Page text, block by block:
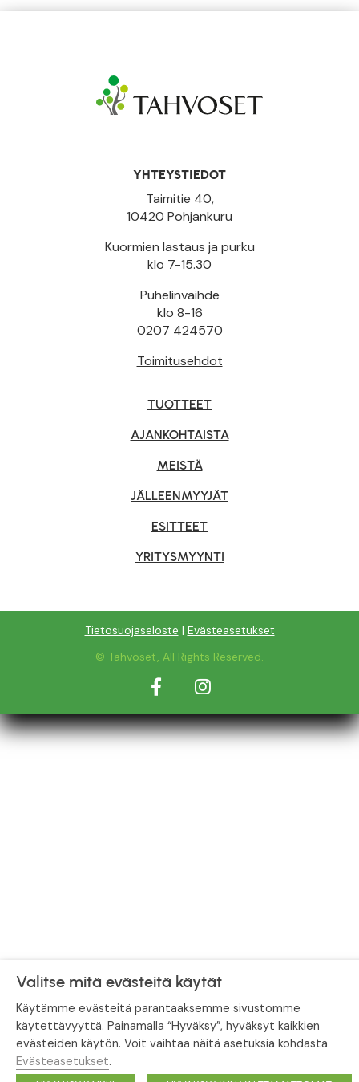
YHTEYSTIEDOT
Taimitie 40,
10420 Pohjankuru
Kuormien lastaus ja purku
klo 7-15.30
Puhelinvaihde
klo 8-16
0207 424570
Toimitusehdot
TUOTTEET
AJANKOHTAISTA
MEISTÄ
JÄLLEENMYYJÄT
ESITTEET
YRITYSMYYNTI
Tietosuojaseloste | Evästeasetukset
© Tahvoset, All Rights Reserved.
Facebook
Valitse mitä evästeitä käytät
Käytämme evästeitä parantaaksemme sivustomme
käytettävyyttä. Painamalla “Hyväksy”, hyväksyt kaikkien
evästeiden käytön. Voit vaihtaa näitä asetuksia kohdasta
Evästeasetukset.